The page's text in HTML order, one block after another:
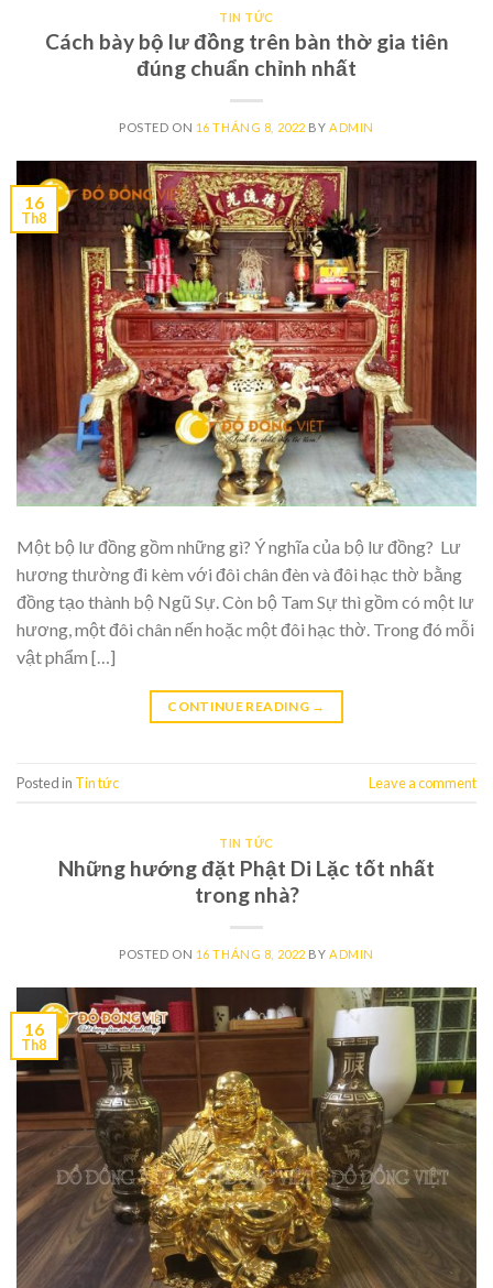
TIN TỨC
Cách bày bộ lư đồng trên bàn thờ gia tiên
đúng chuẩn chỉnh nhất
POSTED ON 16 THÁNG 8, 2022 BY ADMIN
16
Th8
Một bộ lư đồng gồm những gì? Ý nghĩa của bộ lư đồng? Lư
hương thường đi kèm với đôi chân đèn và đôi hạc thờ bằng
đồng tạo thành bộ Ngũ Sự. Còn bộ Tam Sự thì gồm có một lư
hương, một đôi chân nến hoặc một đôi hạc thờ. Trong đó mỗi
vật phẩm […]
CONTINUE READING →
Posted in Tin tức Leave a comment
TIN TỨC
Những hướng đặt Phật Di Lặc tốt nhất
trong nhà?
POSTED ON 16 THÁNG 8, 2022 BY ADMIN
16
Th8